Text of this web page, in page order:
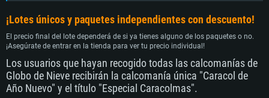
¡Lotes únicos y paquetes independientes con descuento!
El precio final del lote dependerá de si ya tienes alguno de los paquetes o no.
¡Asegúrate de entrar en la tienda para ver tu precio individual!
Los usuarios que hayan recogido todas las calcomanías de
Globo de Nieve recibirán la calcomanía única "Caracol de
Año Nuevo" y el título "Especial Caracolmas".